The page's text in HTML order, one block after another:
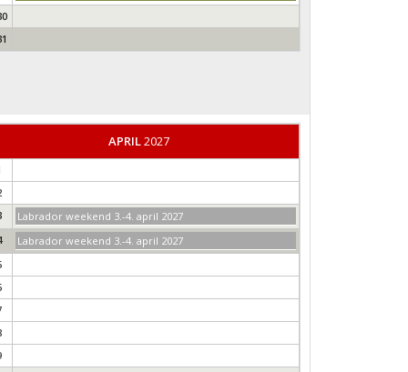
APRIL2027
Labrador weekend 3.-4. april 2027
Labrador weekend 3.-4. april 2027